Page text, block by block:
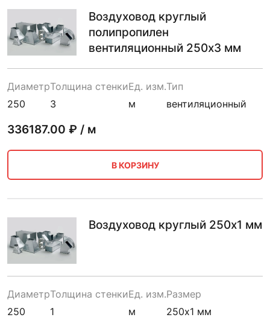
Воздуховод круглый
полипропилен
вентиляционный 250х3 мм
Диаметр
250
Толщина стенки
3
Ед. изм.
м
Тип
вентиляционный
336187.00 ₽ / м
В КОРЗИНУ
Воздуховод круглый 250х1 мм
Диаметр
250
Толщина стенки
1
Ед. изм.
м
Размер
250х1 мм